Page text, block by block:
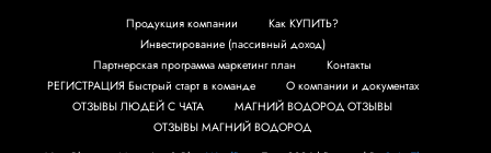
Продукция компании
Как КУПИТЬ?
Инвестирование (пассивный доход)
Партнерская программа маркетинг план
Контакты
РЕГИСТРАЦИЯ Быстрый старт в команде
О компании и документах
ОТЗЫВЫ ЛЮДЕЙ С ЧАТА
МАГНИЙ ВОДОРОД ОТЗЫВЫ
ОТЗЫВЫ МАГНИЙ ВОДОРОД